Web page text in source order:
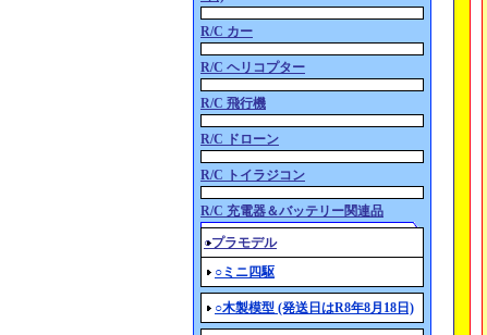
R/C カー
R/C ヘリコプター
R/C 飛行機
R/C ドローン
R/C トイラジコン
R/C 充電器＆バッテリー関連品
○プラモデル
○ミニ四駆
○木製模型 (発送日はR8年8月18日)